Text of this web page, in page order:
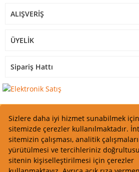
Sizlere daha iyi hizmet sunabilmek
sitemizde çerezler kullanılmaktadır.
sitemizin çalışması, analitik
yürütülmesi ve tercihleriniz
sitenin kişiselleştirilmesi için çerezler
ALIŞVERİŞ
ÜYELİK
Sipariş Hattı
Start Elektronik Sanayi ve Ticaret
Resimler Yazılar ve İçeriklerin Tüm hakları
Kredi kartı bilgileriniz 256bit SSL